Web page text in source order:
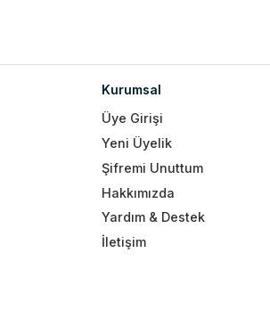
Kurumsal
Üye Girişi
Yeni Üyelik
Şifremi Unuttum
Hakkımızda
Yardım & Destek
İletişim